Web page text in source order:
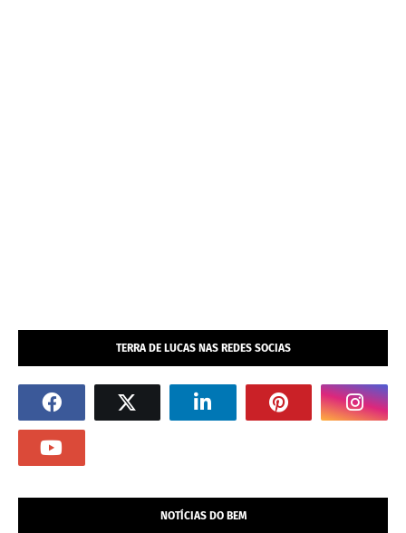
TERRA DE LUCAS NAS REDES SOCIAS
NOTÍCIAS DO BEM